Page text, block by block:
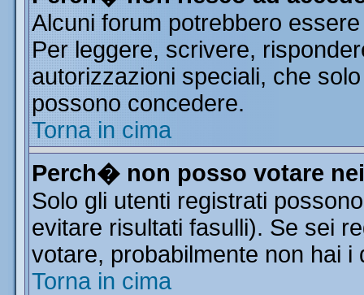
Alcuni forum potrebbero
Per leggere, scrivere,
autorizzazioni speciali, che
possono concedere.
Torna in cima
Perch� non posso votare
Solo gli utenti registrati
evitare risultati fasulli). Se sei
votare, probabilmente non hai
Torna in cima